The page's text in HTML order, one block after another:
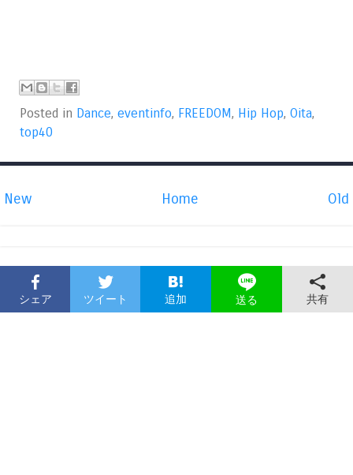
Posted in Dance, eventinfo, FREEDOM, Hip Hop, Oita,
top40
New Old
Home
シェア ツイート 追加 送る 共有